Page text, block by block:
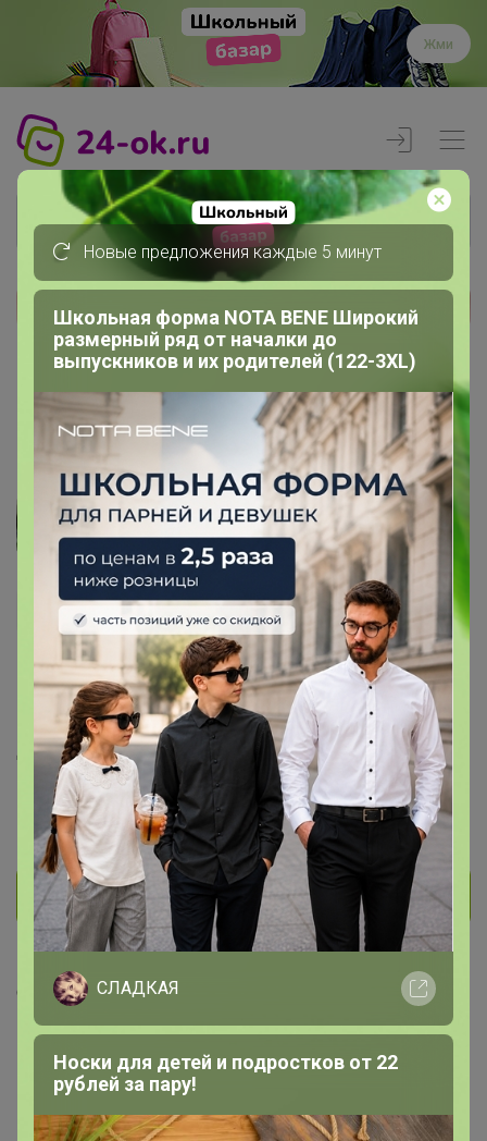
Жми
Реклама
Члены клуба
Степанушка
Степанушка
Магистр
932 195 665 14
На сайте час назад
День рождения 17 мая
Красноярск
В клубе с 1 июня 2015 г.
Личное сообщение
Скопировать ссылку
Медали 14
Новые предложения каждые 5 минут
Школьная форма NOTA BENE Широкий
размерный ряд от началки до
выпускников и их родителей (122-3XL)
СЛАДКАЯ
Носки для детей и подростков от 22
рублей за пару!